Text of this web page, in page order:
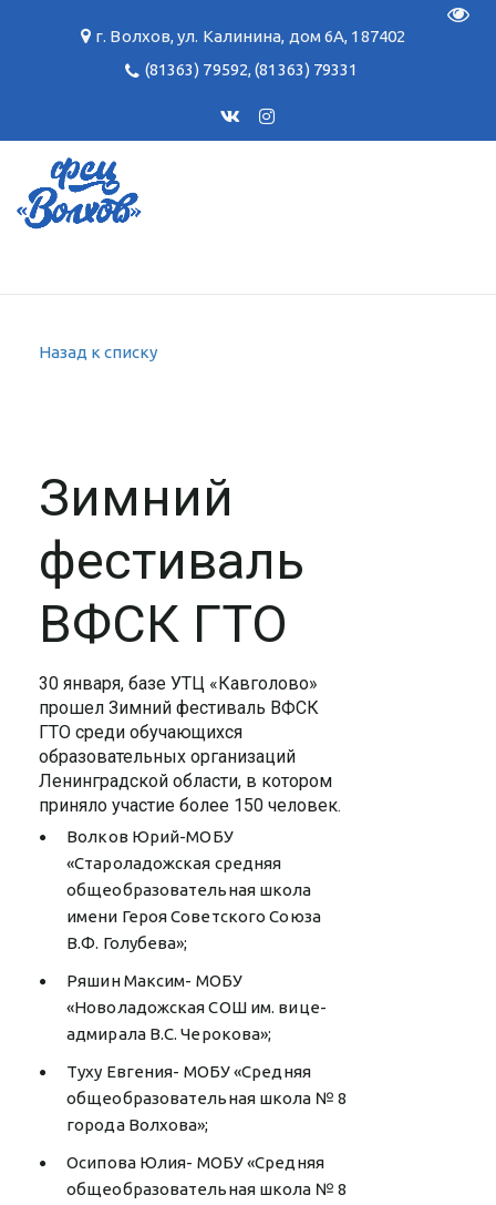
г. Волхов,ул. Калинина, дом 6А, 187402
(81363) 79592,(81363) 79331
Назад к списку
Зимний
фестиваль
ВФСК ГТО
30 января, базе УТЦ «Кавголово»
прошел Зимний фестиваль ВФСК
ГТО среди обучающихся
образовательных организаций
Ленинградской области, в котором
приняло участие более 150 человек.
Волков Юрий-МОБУ
«Староладожская средняя
общеобразовательная школа
имени Героя Советского Союза
В.Ф. Голубева»;
Ряшин Максим- МОБУ
«Новоладожская СОШ им. вице-
адмирала В.С. Черокова»;
Туху Евгения- МОБУ «Средняя
общеобразовательная школа № 8
города Волхова»;
Осипова Юлия- МОБУ «Средняя
общеобразовательная школа № 8